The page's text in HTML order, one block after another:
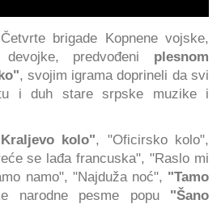
Četvrte brigade Kopnene vojske,
predvođeni plesnom
, svojim igrama doprineli da svi
i duh stare srpske muzike i
kolo", "Oficirsko kolo",
se lađa francuska", "Raslo mi
namo", "Najduža noć", "Tamo
narodne pesme popu "Šano